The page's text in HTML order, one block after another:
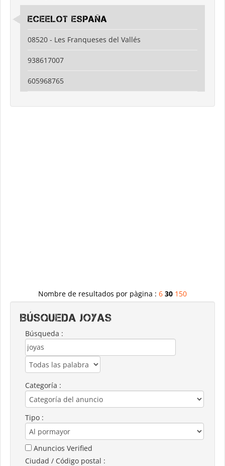
Eceelot España
08520 - Les Franqueses del Vallés
938617007
605968765
Nombre de resultados por pàgina : 6 30 150
Búsqueda JOYAS
Búsqueda :
Categoría :
Tipo :
Anuncios Verified
Ciudad / Código postal :